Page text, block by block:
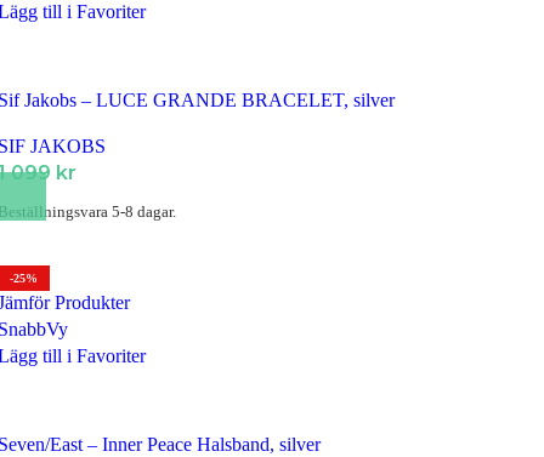
till i Favoriter
Jakobs – LUCE GRANDE BRACELET, silver
JAKOBS
099 kr
5-8 dagar.
-25%
Produkter
till i Favoriter
East – Inner Peace Halsband, silver